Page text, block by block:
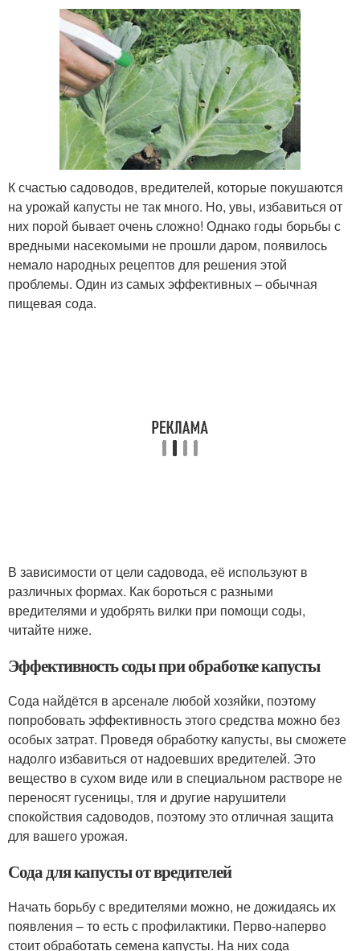
К счастью садоводов, вредителей, которые покушаются
на урожай капусты не так много. Но, увы, избавиться от
них порой бывает очень сложно! Однако годы борьбы с
вредными насекомыми не прошли даром, появилось
немало народных рецептов для решения этой
проблемы. Один из самых эффективных – обычная
пищевая сода.
В зависимости от цели садовода, её используют в
различных формах. Как бороться с разными
вредителями и удобрять вилки при помощи соды,
читайте ниже.
Эффективность соды при обработке капусты
Сода найдётся в арсенале любой хозяйки, поэтому
попробовать эффективность этого средства можно без
особых затрат. Проведя обработку капусты, вы сможете
надолго избавиться от надоевших вредителей. Это
вещество в сухом виде или в специальном растворе не
переносят гусеницы, тля и другие нарушители
спокойствия садоводов, поэтому это отличная защита
для вашего урожая.
Сода для капусты от вредителей
Начать борьбу с вредителями можно, не дожидаясь их
появления – то есть с профилактики. Перво-наперво
стоит обработать семена капусты. На них сода